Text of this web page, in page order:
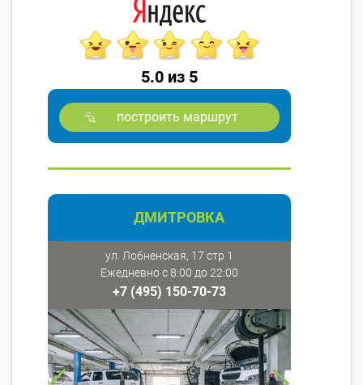
5.0 из 5
построить маршрут
ДМИТРОВКА
ул. Лобненская, 17 стр 1
Ежедневно с 8:00 до 22:00
+7 (495) 150-70-73